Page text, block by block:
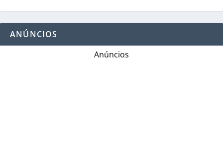
ANÚNCIOS
Anúncios